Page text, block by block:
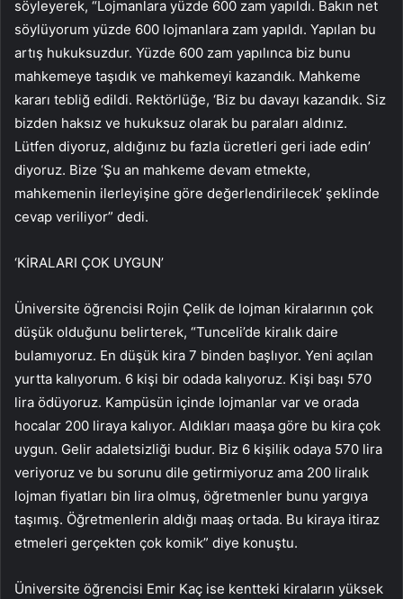
söyleyerek, “Lojmanlara yüzde 600 zam yapıldı. Bakın net
söylüyorum yüzde 600 lojmanlara zam yapıldı. Yapılan bu
artış hukuksuzdur. Yüzde 600 zam yapılınca biz bunu
mahkemeye taşıdık ve mahkemeyi kazandık. Mahkeme
kararı tebliğ edildi. Rektörlüğe, ‘Biz bu davayı kazandık. Siz
bizden haksız ve hukuksuz olarak bu paraları aldınız.
Lütfen diyoruz, aldığınız bu fazla ücretleri geri iade edin’
diyoruz. Bize ‘Şu an mahkeme devam etmekte,
mahkemenin ilerleyişine göre değerlendirilecek’ şeklinde
cevap veriliyor” dedi.
‘KİRALARI ÇOK UYGUN’
Üniversite öğrencisi Rojin Çelik de lojman kiralarının çok
düşük olduğunu belirterek, “Tunceli’de kiralık daire
bulamıyoruz. En düşük kira 7 binden başlıyor. Yeni açılan
yurtta kalıyorum. 6 kişi bir odada kalıyoruz. Kişi başı 570
lira ödüyoruz. Kampüsün içinde lojmanlar var ve orada
hocalar 200 liraya kalıyor. Aldıkları maaşa göre bu kira çok
uygun. Gelir adaletsizliği budur. Biz 6 kişilik odaya 570 lira
veriyoruz ve bu sorunu dile getirmiyoruz ama 200 liralık
lojman fiyatları bin lira olmuş, öğretmenler bunu yargıya
taşımış. Öğretmenlerin aldığı maaş ortada. Bu kiraya itiraz
etmeleri gerçekten çok komik” diye konuştu.
Üniversite öğrencisi Emir Kaç ise kentteki kiraların yüksek